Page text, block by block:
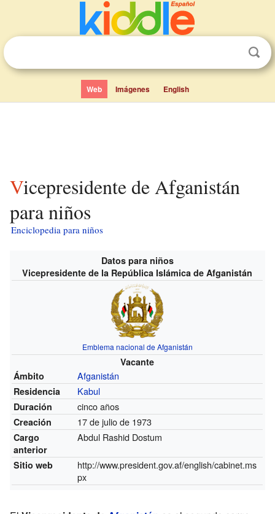
Web Imágenes English
Vicepresidente de Afganistán
para niños
Enciclopedia para niños
Datos para niños
Vicepresidente de la República Islámica de Afganistán
Emblema nacional de Afganistán
Vacante
Ámbito
Afganistán
Residencia Kabul
Duración cinco años
Creación 17 de julio de 1973
Cargo
anterior
Abdul Rashid Dostum
Sitio web
http://www.president.gov.af/english/cabinet.ms
px